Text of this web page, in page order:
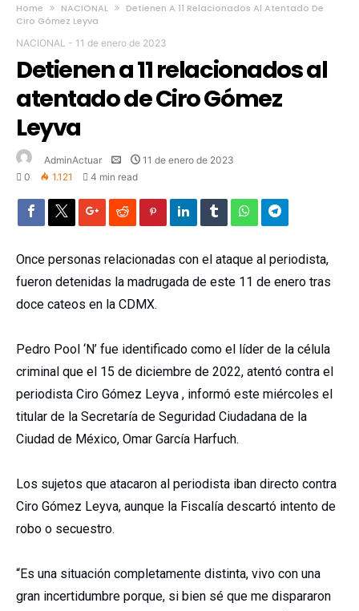
Home NACIONAL
Detienen A 11 Relacionados Al Atentado De
Ciro Gómez Leyva
NACIONAL - 11 de enero de 2023
Detienen a 11 relacionados al
atentado de Ciro Gómez
Leyva
AdminActuar
11 de enero de 2023
0
1.121 4 min read
Once personas relacionadas con el ataque al periodista,
fueron detenidas la madrugada de este 11 de enero tras
doce cateos en la CDMX.
Pedro Pool ‘N’ fue identificado como el líder de la célula
criminal que el 15 de diciembre de 2022, atentó contra el
periodista Ciro Gómez Leyva , informó este miércoles el
titular de la Secretaría de Seguridad Ciudadana de la
Ciudad de México, Omar García Harfuch.
Los sujetos que atacaron al periodista iban directo contra
Ciro Gómez Leyva, aunque la Fiscalía descartó intento de
robo o secuestro.
“Es una situación completamente distinta, vivo con una
gran incertidumbre porque, si bien sé que me dispararon